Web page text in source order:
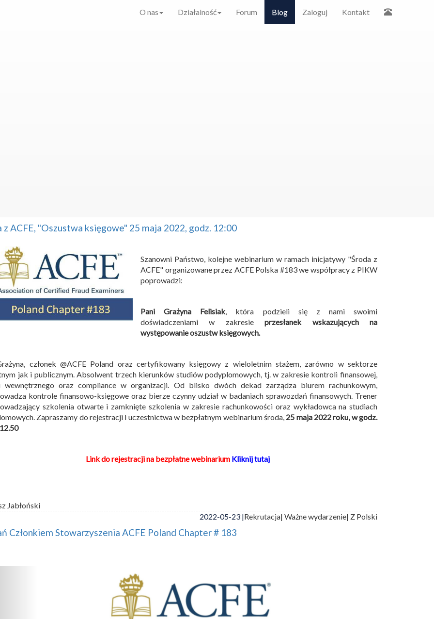
O nas Działalność Forum Blog Zaloguj Kontakt
z ACFE, "Oszustwa księgowe" 25 maja 2022, godz. 12:00
Szanowni Państwo, kolejne webinarium w ramach inicjatywy "Środa z
ACFE" organizowane przez ACFE Polska #183 we współpracy z PIKW
poprowadzi:
Pani Grażyna Felisiak, która podzieli się z nami swoimi
doświadczeniami w zakresieprzesłanek wskazujących na
występowanie oszustw księgowych.
członek @ACFE Poland oraz certyfikowany księgowy z wieloletnim stażem, zarówno w sektorze
jak i publicznym. Absolwent trzech kierunków studiów podyplomowych, tj. w zakresie kontroli finansowej,
wewnętrznego oraz compliance w organizacji. Od blisko dwóch dekad zarządza biurem rachunkowym,
kontrole finansowo-księgowe oraz bierze czynny udział w badaniach sprawozdań finansowych. Trener
szkolenia otwarte i zamknięte szkolenia w zakresie rachunkowości oraz wykładowca na studiach
Zapraszamy do rejestracji i uczestnictwa w bezpłatnym webinarium środa, 25 maja 2022 roku, w godz.
Link do rejestracji na bezpłatne webinarium Kliknij tutaj
Jabłoński
2022-05-23 |Rekrutacja| Ważne wydarzenie| Z Polski
Członkiem Stowarzyszenia ACFE Poland Chapter # 183